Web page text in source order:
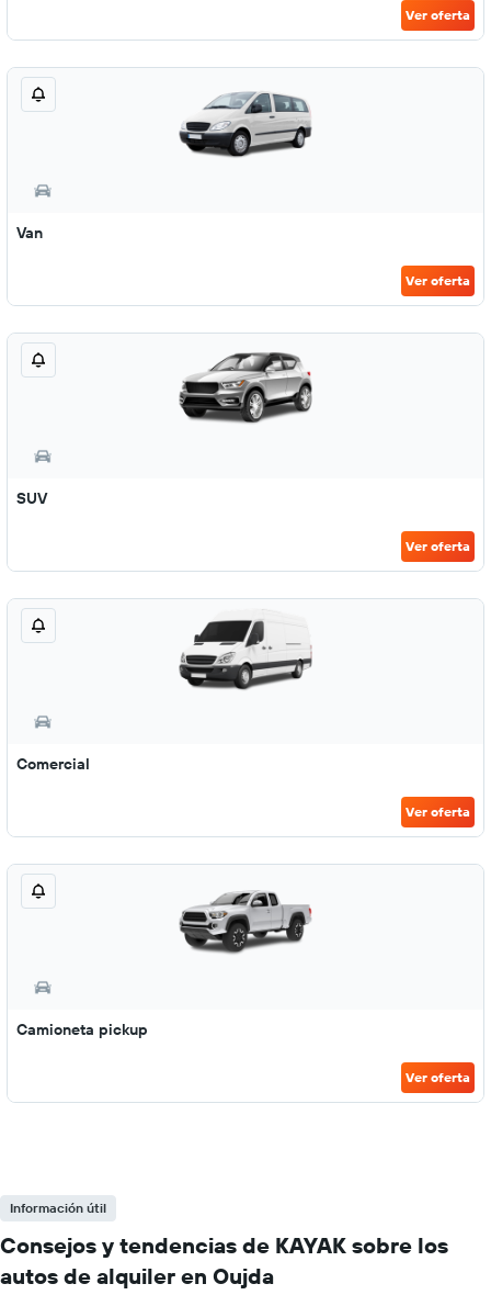
Ver oferta
Van
Ver oferta
SUV
Ver oferta
Comercial
Ver oferta
Camioneta pickup
Ver oferta
Información útil
Consejos y tendencias de KAYAK sobre los
autos de alquiler en Oujda